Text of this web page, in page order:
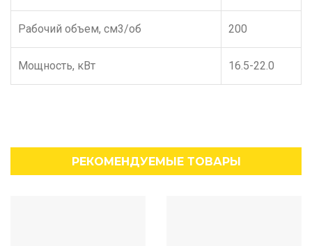
Рабочий объем, см3/об 200
Мощность, кВт 16.5-22.0
РЕКОМЕНДУЕМЫЕ ТОВАРЫ